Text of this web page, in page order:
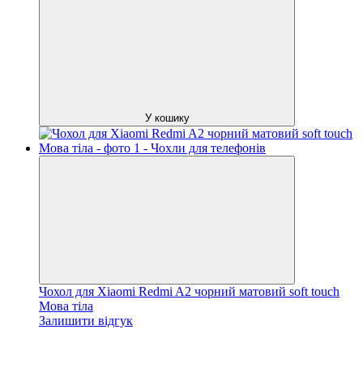
У кошику
Чохол для Xiaomi Redmi A2 чорний матовий soft touch
Мова тіла
Залишити відгук